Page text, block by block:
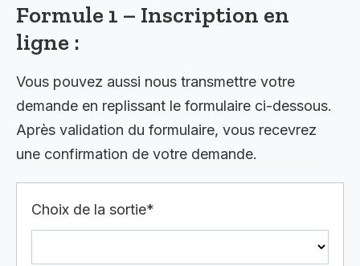
Formule 1 – Inscription en
ligne :
Vous pouvez aussi nous transmettre votre
demande en replissant le formulaire ci-dessous.
Après validation du formulaire, vous recevrez
une confirmation de votre demande.
Choix de la sortie*